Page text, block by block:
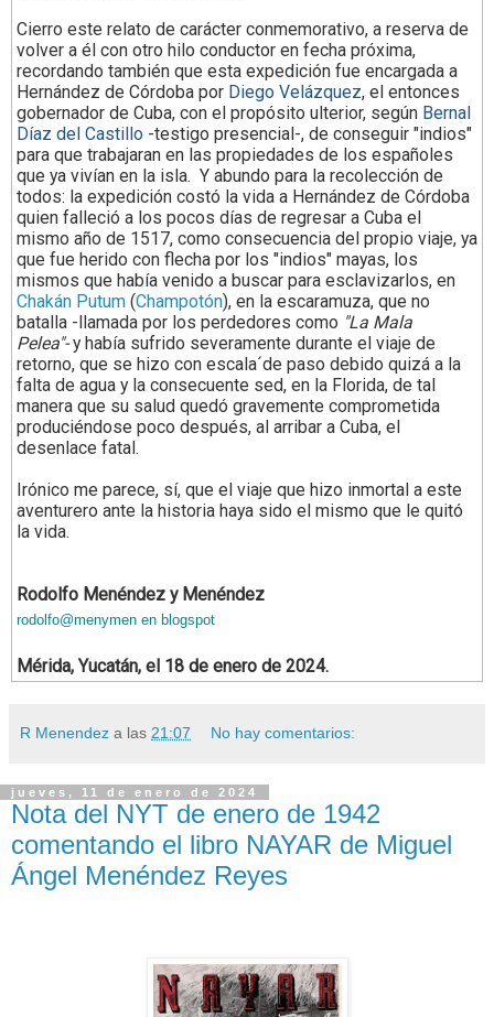
Cierro este relato de carácter conmemorativo, a reserva de
volver a él con otro hilo conductor en fecha próxima,
recordando también que esta expedición fue encargada a
Hernández de Córdoba por Diego Velázquez, el entonces
gobernador de Cuba, con el propósito ulterior, según Bernal
Díaz del Castillo -testigo presencial-, de conseguir "indios"
para que trabajaran en las propiedades de los españoles
que ya vivían en la isla. Y abundo para la recolección de
todos: la expedición costó la vida a Hernández de Córdoba
quien falleció a los pocos días de regresar a Cuba el
mismo año de 1517, como consecuencia del propio viaje, ya
que fue herido con flecha por los "indios" mayas, los
mismos que había venido a buscar para esclavizarlos, en
Chakán Putum (Champotón), en la escaramuza, que no
batalla -llamada por los perdedores como "La Mala
Pelea"-y había sufrido severamente durante el viaje de
retorno, que se hizo con escala´de paso debido quizá a la
falta de agua y la consecuente sed, en la Florida, de tal
manera que su salud quedó gravemente comprometida
produciéndose poco después, al arribar a Cuba, el
desenlace fatal.
Irónico me parece, sí, que el viaje que hizo inmortal a este
aventurero ante la historia haya sido el mismo que le quitó
la vida.
Rodolfo Menéndez y Menéndez
rodolfo@menymen en blogspot
Mérida, Yucatán, el 18 de enero de 2024.
R Menendez a las 21:07 No hay comentarios:
jueves, 11 de enero de 2024
Nota del NYT de enero de 1942
comentando el libro NAYAR de Miguel
Ángel Menéndez Reyes